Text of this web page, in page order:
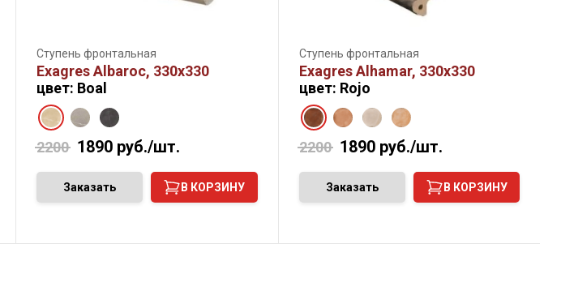
Ступень фронтальная
Exagres Albaroc, 330х330
цвет: Boal
2200 1890 руб./шт.
Заказать В КОРЗИНУ
Ступень фронтальная
Exagres Alhamar, 330х330
цвет: Rojo
2200 1890 руб./шт.
Заказать В КОРЗИНУ